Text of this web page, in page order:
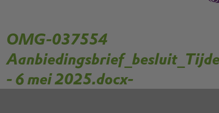
OMG-037554
- 6 mei 2025.docx-